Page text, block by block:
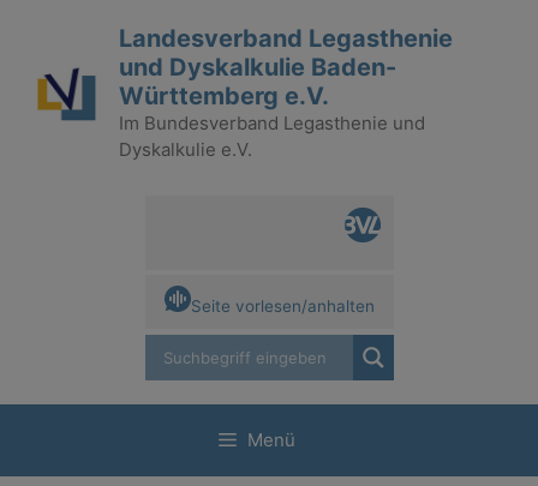
springen
Landesverband Legasthenie
und Dyskalkulie Baden-
Württemberg e.V.
Im Bundesverband Legasthenie und
Dyskalkulie e.V.
Seite vorlesen/anhalten
Menü